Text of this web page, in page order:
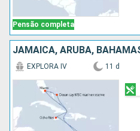
Pensão completa
EXPLORA IV 11 d